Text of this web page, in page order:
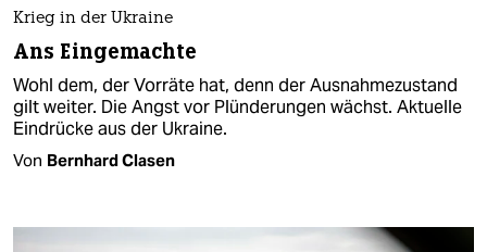
Krieg in der Ukraine
Ans Eingemachte
Wohl dem, der Vorräte hat, denn der Ausnahmezustand
gilt weiter. Die Angst vor Plünderungen wächst. Aktuelle
Eindrücke aus der Ukraine.
Von Bernhard Clasen